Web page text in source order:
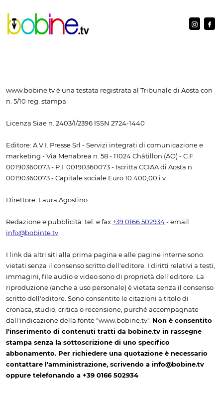
www.bobine.tv è una testata registrata al Tribunale di Aosta con
n. 5/10 reg. stampa
Licenza Siae n. 2403/I/2396 ISSN 2724-1440
Editore: A.V.I. Presse Srl - Servizi integrati di comunicazione e
marketing - Via Menabrea n. 58 - 11024 Châtillon (AO) - C.F.
00190360073 - P.I. 00190360073 - Iscritta CCIAA di Aosta n.
00190360073 - Capitale sociale Euro 10.400,00 i.v.
Direttore: Laura Agostino
Redazione e pubblicità: tel. e fax +39 0166 502934 - email
info@bobinte.tv
I link da altri siti alla prima pagina e alle pagine interne sono
vietati senza il consenso scritto dell'editore. I diritti relativi a testi,
immagini, file audio e video sono di proprietà dell'editore. La
riproduzione (anche a uso personale) è vietata senza il consenso
scritto dell'editore. Sono consentite le citazioni a titolo di
cronaca, studio, critica o recensione, purché accompagnate
dall'indicazione della fonte "www.bobine.tv". Non è consentito
l'inserimento di contenuti tratti da bobine.tv in rassegne
stampa senza la sottoscrizione di uno specifico
abbonamento. Per richiedere una quotazione è necessario
contattare l'amministrazione, scrivendo a info@bobine.tv
oppure telefonando a +39 0166 502934